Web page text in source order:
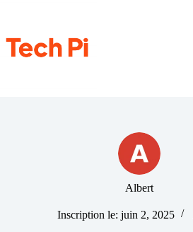
Albert
Inscription le: juin 2, 2025